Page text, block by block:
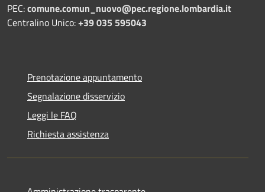
PEC:comune.comun_nuovo@pec.regione.lombardia.it
Centralino Unico:+39 035 595043
Prenotazione appuntamento
Segnalazione disservizio
Leggi le FAQ
Richiesta assistenza